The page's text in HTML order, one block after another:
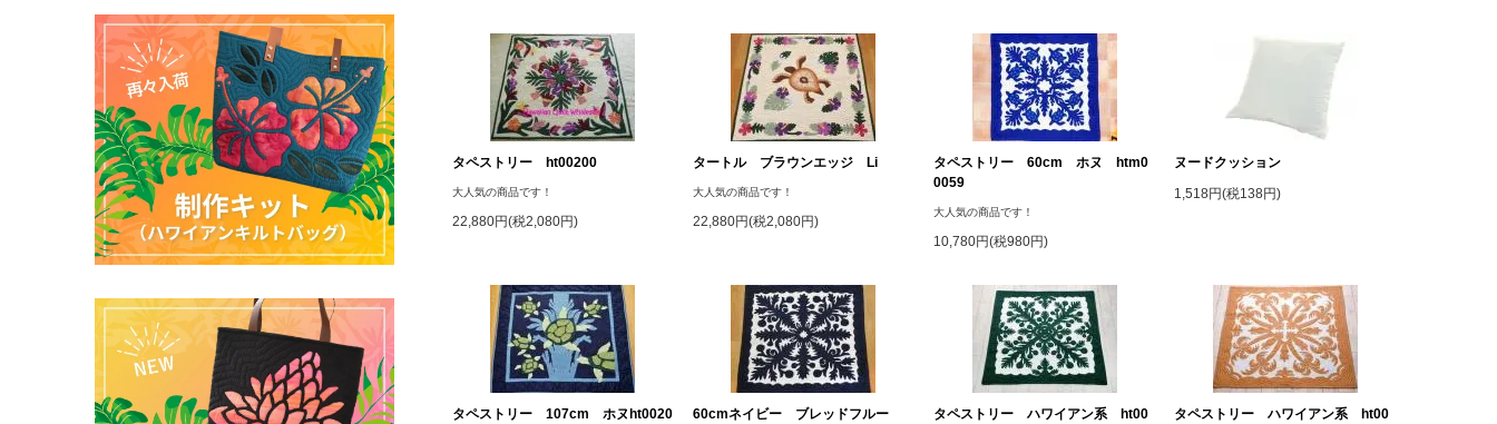
タペストリー ht00200
大人気の商品です！
22,880円(税2,080円)
タートル ブラウンエッジ Li
大人気の商品です！
22,880円(税2,080円)
タペストリー 60cm ホヌ htm0
0059
大人気の商品です！
10,780円(税980円)
ヌードクッション
1,518円(税138円)
タペストリー 107cm ホヌht0020
60cmネイビー ブレッドフルー
タペストリー ハワイアン系 ht00
タペストリー ハワイアン系 ht00